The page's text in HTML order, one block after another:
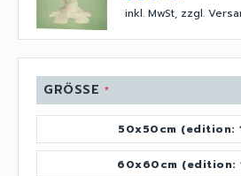
inkl. MwSt, zzgl.
GRÖSSE *
50x50cm (edition:
60x60cm (edition: